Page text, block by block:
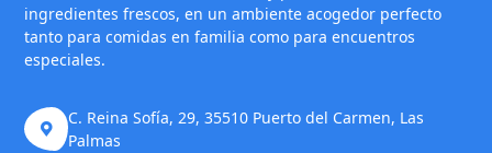
ingredientes frescos, en un ambiente acogedor perfecto
tanto para comidas en familia como para encuentros
especiales.
C. Reina Sofía, 29, 35510 Puerto del Carmen, Las
Palmas